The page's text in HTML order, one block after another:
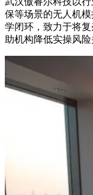
保等场景的无人机
学闭环，致力于将
助机构降低实操风险